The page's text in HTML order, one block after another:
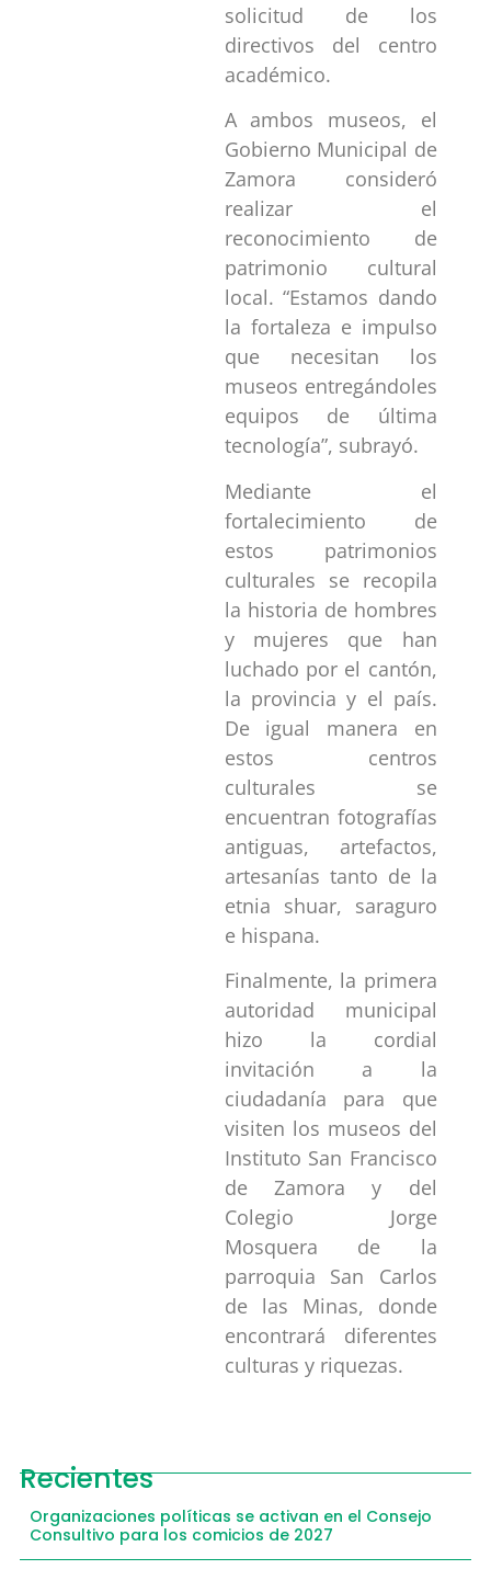
solicitud de los
directivos del centro
académico.
A ambos museos, el
Gobierno Municipal de
Zamora consideró
realizar el
reconocimiento de
patrimonio cultural
local. “Estamos dando
la fortaleza e impulso
que necesitan los
museos entregándoles
equipos de última
tecnología”, subrayó.
Mediante el
fortalecimiento de
estos patrimonios
culturales se recopila
la historia de hombres
y mujeres que han
luchado por el cantón,
la provincia y el país.
De igual manera en
estos centros
culturales se
encuentran fotografías
antiguas, artefactos,
artesanías tanto de la
etnia shuar, saraguro
e hispana.
Finalmente, la primera
autoridad municipal
hizo la cordial
invitación a la
ciudadanía para que
visiten los museos del
Instituto San Francisco
de Zamora y del
Colegio Jorge
Mosquera de la
parroquia San Carlos
de las Minas, donde
encontrará diferentes
culturas y riquezas.
Recientes
Organizaciones políticas se activan en el Consejo
Consultivo para los comicios de 2027